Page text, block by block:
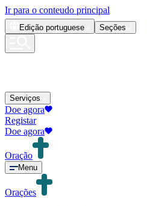
Ir para o conteudo principal
Edição portuguese Seções
Serviços
Doe agora
Registar
Doe agora
Oração
Menu
Orações